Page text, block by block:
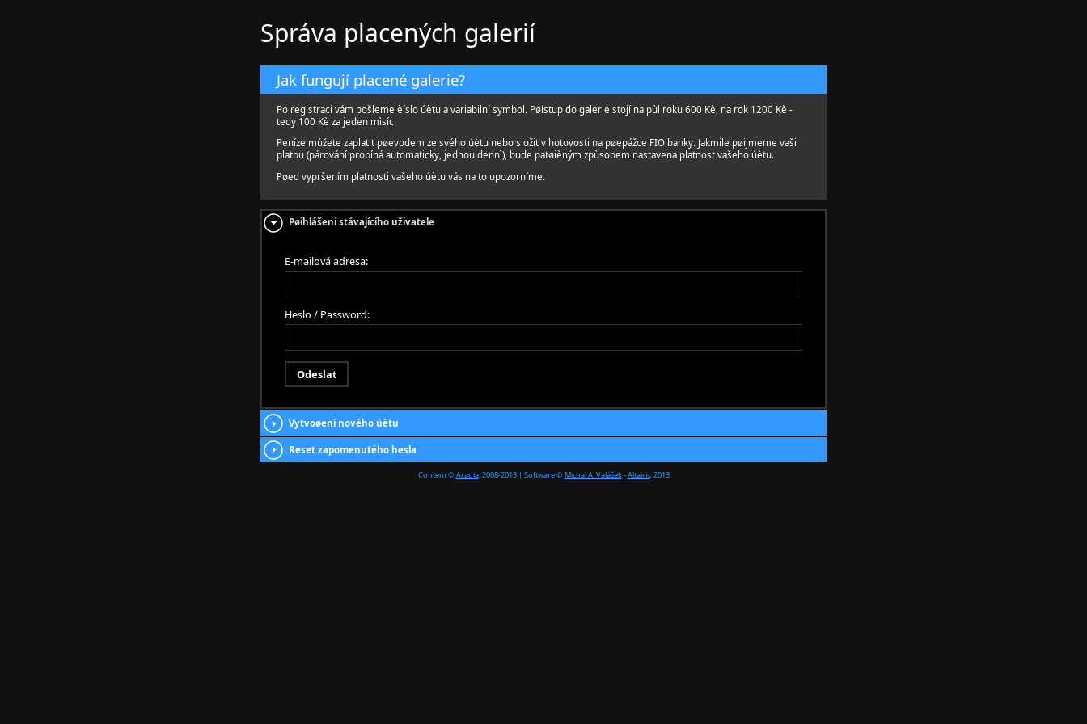
Správa placených galerií
Jak fungují placené galerie?
Po registraci vám pošleme èíslo úètu a variabilní symbol. Pøístup do galerie stojí na pùl roku 600 Kè, na rok 1200 Kè -
tedy 100 Kè za jeden mìsíc.
Peníze mùžete zaplatit pøevodem ze svého úètu nebo složit v hotovosti na pøepážce FIO banky. Jakmile pøijmeme vaši
platbu (párování probíhá automaticky, jednou dennì), bude patøièným zpùsobem nastavena platnost vašeho úètu.
Pøed vypršením platnosti vašeho úètu vás na to upozorníme.
Pøihlášení stávajícího uživatele
E-mailová adresa:
Heslo / Password:
Vytvoøení nového úètu
Reset zapomenutého hesla
Content ©Aradia, 2008-2013 | Software ©Michal A. Valášek-Altairis, 2013